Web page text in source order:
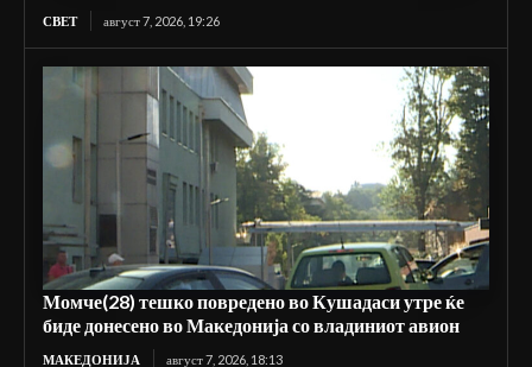
СВЕТ август 7, 2026, 19:26
Момче(28) тешко повредено во Кушадаси утре ќе
биде донесено во Македонија со владиниот авион
МАКЕДОНИЈА август 7, 2026, 18:13